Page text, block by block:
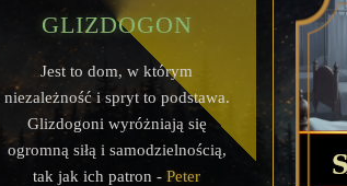
Glizdogon
Jest to dom, w którym
niezależność i spryt to podstawa.
Glizdogoni wyróżniają się
ogromną siłą i samodzielnością,
tak jak ich patron - Peter